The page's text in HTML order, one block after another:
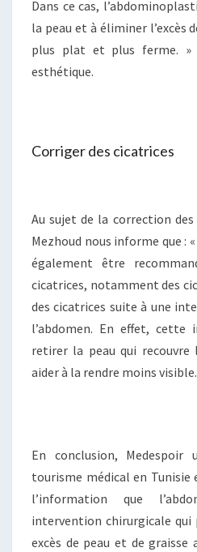
Dans ce cas,
la peau et à éliminer l’excès
plus plat et plus ferme. »
esthétique.
Corriger des cicatrices
Au sujet de la correction
Mezhoud nous informe que :
également être
cicatrices, notamment des
des cicatrices suite à une
l’abdomen. En effet, cette
retirer la peau qui recouvre
aider à la rendre moins
En conclusion,
tourisme médical en
l’information que
intervention chirurgicale qui
excès de peau et de graisse